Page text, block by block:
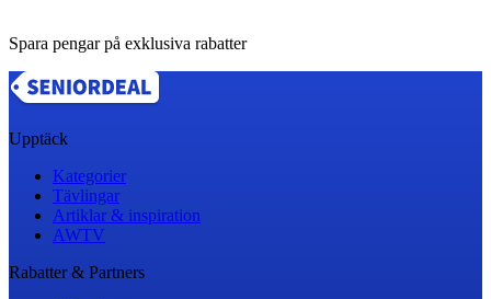
Spara pengar på exklusiva rabatter
Upptäck
Kategorier
Tävlingar
Artiklar & inspiration
AWTV
Rabatter & Partners